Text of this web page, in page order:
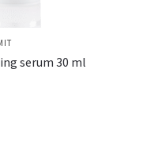
serum 30 ml